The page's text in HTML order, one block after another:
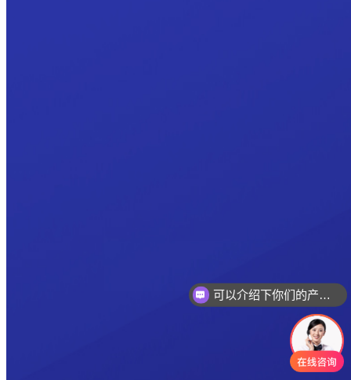
可以介绍下你们的产品么
你们是怎么收费的呢